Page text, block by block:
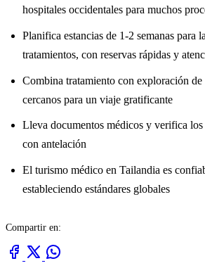
hospitales occidentales para muchos
Planifica estancias de 1-2 semanas para
tratamientos, con reservas rápidas y
Combina tratamiento con exploración
cercanos para un viaje gratificante
Lleva documentos médicos y verifica
con antelación
El turismo médico en Tailandia es
estableciendo estándares globales
Compartir en: